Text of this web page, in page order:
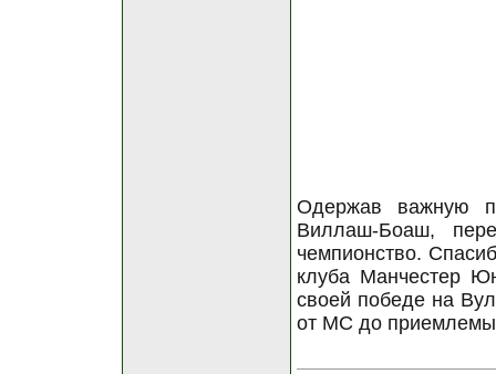
Одержав важную
Виллаш-Боаш,
чемпионство.
клуба Манчестер
своей победе на
от МС до